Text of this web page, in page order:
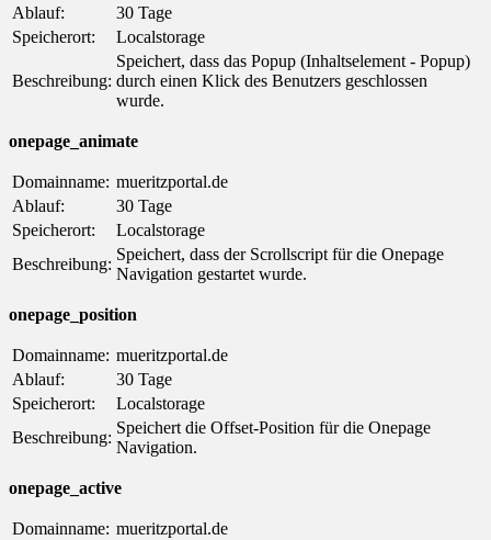
Ablauf:
30 Tage
Speicherort:
Localstorage
Beschreibung:
Speichert, dass das Popup (Inhaltselement - Popup)
durch einen Klick des Benutzers geschlossen
wurde.
onepage_animate
Domainname: mueritzportal.de
Ablauf:
30 Tage
Speicherort:
Localstorage
Beschreibung:
Speichert, dass der Scrollscript für die Onepage
Navigation gestartet wurde.
onepage_position
Domainname: mueritzportal.de
Ablauf:
30 Tage
Speicherort:
Localstorage
Beschreibung:
Speichert die Offset-Position für die Onepage
Navigation.
onepage_active
Domainname: mueritzportal.de